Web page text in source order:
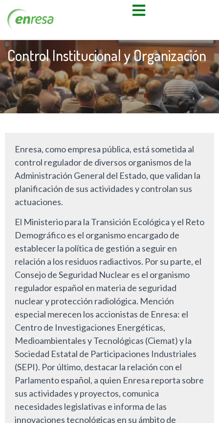
Control Institucional y Organización
Enresa, como empresa pública, está sometida al
control regulador de diversos organismos de la
Administración General del Estado, que validan la
planificación de sus actividades y controlan sus
actuaciones.
El Ministerio para la Transición Ecológica y el Reto
Demográfico es el organismo encargado de
establecer la política de gestión a seguir en
relación a los residuos radiactivos. Por su parte, el
Consejo de Seguridad Nuclear es el organismo
regulador español en materia de seguridad
nuclear y protección radiológica. Mención
especial merecen los accionistas de Enresa: el
Centro de Investigaciones Energéticas,
Medioambientales y Tecnológicas (Ciemat) y la
Sociedad Estatal de Participaciones Industriales
(SEPI). Por último, destacar la relación con el
Parlamento español, a quien Enresa reporta sobre
sus actividades y proyectos, comunica
necesidades legislativas e informa de las
innovaciones tecnológicas en su ámbito de